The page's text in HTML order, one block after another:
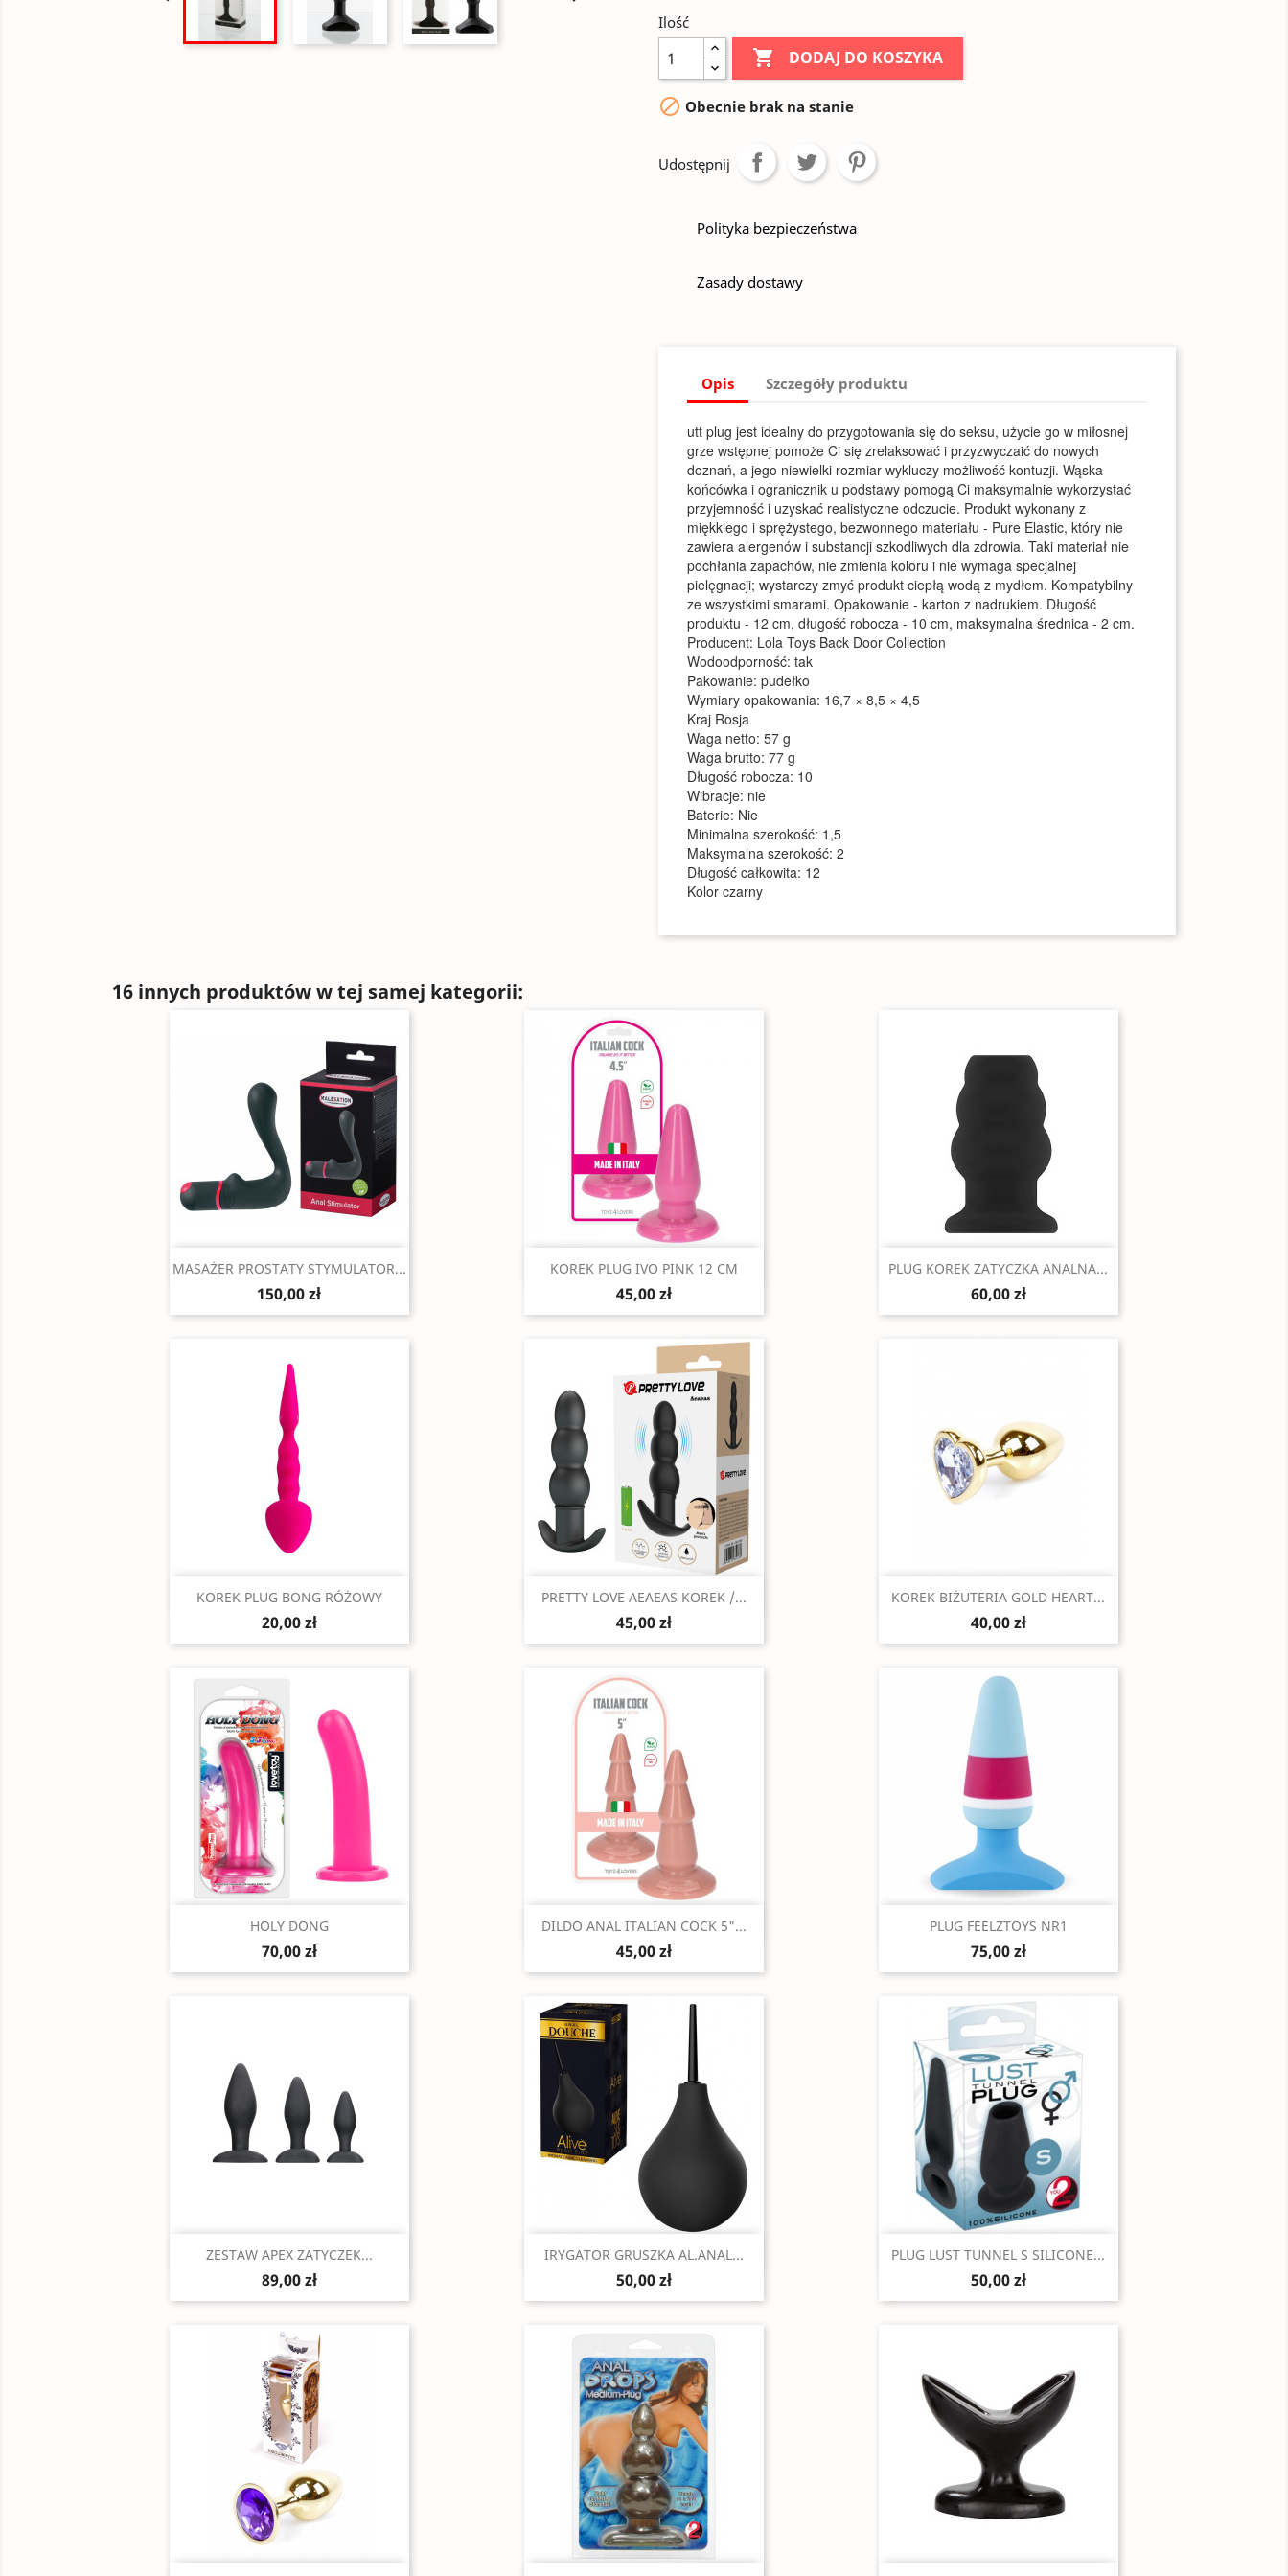
Ilość
 DODAJ DO KOSZYKA
 Obecnie brak na stanie
Udostępnij
Polityka bezpieczeństwa
Zasady dostawy
Opis Szczegóły produktu
utt plug jest idealny do przygotowania się do seksu, użycie go w miłosnej
grze wstępnej pomoże Ci się zrelaksować i przyzwyczaić do nowych
doznań, a jego niewielki rozmiar wykluczy możliwość kontuzji. Wąska
końcówka i ogranicznik u podstawy pomogą Ci maksymalnie wykorzystać
przyjemność i uzyskać realistyczne odczucie. Produkt wykonany z
miękkiego i sprężystego, bezwonnego materiału - Pure Elastic, który nie
zawiera alergenów i substancji szkodliwych dla zdrowia. Taki materiał nie
pochłania zapachów, nie zmienia koloru i nie wymaga specjalnej
pielęgnacji; wystarczy zmyć produkt ciepłą wodą z mydłem. Kompatybilny
ze wszystkimi smarami. Opakowanie - karton z nadrukiem. Długość
produktu - 12 cm, długość robocza - 10 cm, maksymalna średnica - 2 cm.
Producent: Lola Toys Back Door Collection
Wodoodporność: tak
Pakowanie: pudełko
Wymiary opakowania: 16,7 × 8,5 × 4,5
Kraj Rosja
Waga netto: 57 g
Waga brutto: 77 g
Długość robocza: 10
Wibracje: nie
Baterie: Nie
Minimalna szerokość: 1,5
Maksymalna szerokość: 2
Długość całkowita: 12
Kolor czarny
16 innych produktów w tej samej kategorii:
Szybki podgląd
MASAŻER PROSTATY STYMULATOR...
150,00 zł
 Szybki podgląd
KOREK PLUG IVO PINK 12 CM
45,00 zł
Szybki podgląd
PLUG KOREK ZATYCZKA ANALNA...
60,00 zł
 Szybki podgląd
KOREK PLUG BONG RÓŻOWY
20,00 zł
Szybki podgląd
PRETTY LOVE AEAEAS KOREK /...
45,00 zł
Szybki podgląd
KOREK BIŻUTERIA GOLD HEART...
40,00 zł
Szybki podgląd
HOLY DONG
70,00 zł
Szybki podgląd
DILDO ANAL ITALIAN COCK 5"...
45,00 zł
Szybki podgląd
PLUG FEELZTOYS NR1
75,00 zł
Szybki podgląd
ZESTAW APEX ZATYCZEK...
89,00 zł
Szybki podgląd
IRYGATOR GRUSZKA AL.ANAL...
50,00 zł
Szybki podgląd
PLUG LUST TUNNEL S SILICONE...
50,00 zł